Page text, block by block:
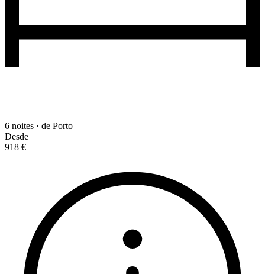
6 noites · de Porto
Desde
918 €